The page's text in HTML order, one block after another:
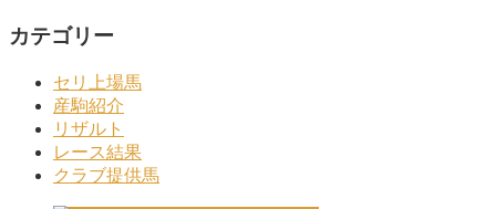
カテゴリー
セリ上場馬
産駒紹介
リザルト
レース結果
クラブ提供馬